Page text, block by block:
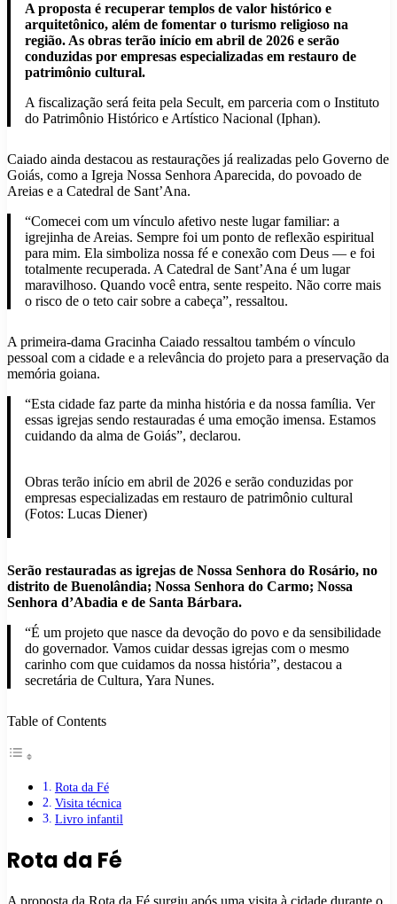
A proposta é recuperar templos de valor histórico e
arquitetônico, além de fomentar o turismo religioso na
região. As obras terão início em abril de 2026 e serão
conduzidas por empresas especializadas em restauro de
patrimônio cultural.
A fiscalização será feita pela Secult, em parceria com o Instituto
do Patrimônio Histórico e Artístico Nacional (Iphan).
Caiado ainda destacou as restaurações já realizadas pelo Governo de
Goiás, como a Igreja Nossa Senhora Aparecida, do povoado de
Areias e a Catedral de Sant’Ana.
“Comecei com um vínculo afetivo neste lugar familiar: a
igrejinha de Areias. Sempre foi um ponto de reflexão espiritual
para mim. Ela simboliza nossa fé e conexão com Deus — e foi
totalmente recuperada. A Catedral de Sant’Ana é um lugar
maravilhoso. Quando você entra, sente respeito. Não corre mais
o risco de o teto cair sobre a cabeça”, ressaltou.
A primeira-dama Gracinha Caiado ressaltou também o vínculo
pessoal com a cidade e a relevância do projeto para a preservação da
memória goiana.
“Esta cidade faz parte da minha história e da nossa família. Ver
essas igrejas sendo restauradas é uma emoção imensa. Estamos
cuidando da alma de Goiás”, declarou.
Obras terão início em abril de 2026 e serão conduzidas por
empresas especializadas em restauro de patrimônio cultural
(Fotos: Lucas Diener)
Serão restauradas as igrejas de Nossa Senhora do Rosário, no
distrito de Buenolândia; Nossa Senhora do Carmo; Nossa
Senhora d’Abadia e de Santa Bárbara.
“É um projeto que nasce da devoção do povo e da sensibilidade
do governador. Vamos cuidar dessas igrejas com o mesmo
carinho com que cuidamos da nossa história”, destacou a
secretária de Cultura, Yara Nunes.
Table of Contents
Rota da Fé
Visita técnica
Livro infantil
Rota da Fé
A proposta da Rota da Fé surgiu após uma visita à cidade durante o